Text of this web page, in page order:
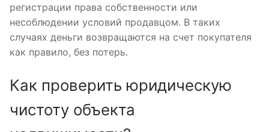
регистрации права собственности или
несоблюдении условий продавцом. В таких
случаях деньги возвращаются на счет покупателя
как правило, без потерь.
Как проверить юридическую
чистоту объекта